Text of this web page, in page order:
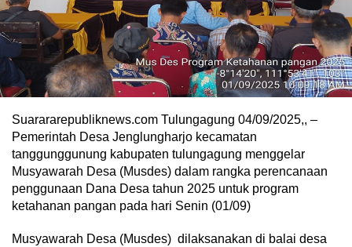
Suarararepubliknews.com Tulungagung 04/09/2025,, –
Pemerintah Desa Jenglungharjo kecamatan
tanggunggunung kabupaten tulungagung menggelar
Musyawarah Desa (Musdes) dalam rangka perencanaan
penggunaan Dana Desa tahun 2025 untuk program
ketahanan pangan pada hari Senin (01/09)
Musyawarah Desa (Musdes) dilaksanakan di balai desa